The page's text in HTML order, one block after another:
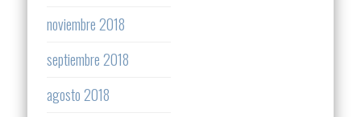
noviembre 2018
septiembre 2018
agosto 2018